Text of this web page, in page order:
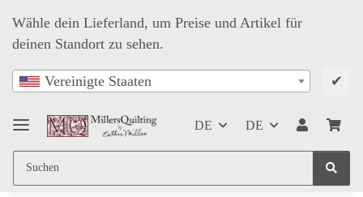
Wähle dein Lieferland, um Preise und Artikel für
deinen Standort zu sehen.
Vereinigte Staaten ✔
DE DE